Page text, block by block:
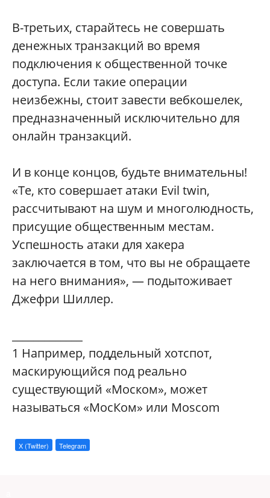
В-третьих, старайтесь не совершать
денежных транзакций во время
подключения к общественной точке
доступа. Если такие операции
неизбежны, стоит завести вебкошелек,
предназначенный исключительно для
онлайн транзакций.
И в конце концов, будьте внимательны!
«Те, кто совершает атаки Evil twin,
рассчитывают на шум и многолюдность,
присущие общественным местам.
Успешность атаки для хакера
заключается в том, что вы не обращаете
на него внимания», — подытоживает
Джефри Шиллер.
1 Например, поддельный хотспот,
маскирующийся под реально
существующий «Моском», может
называться «МосКом» или Moscom
X (Twitter) Telegram